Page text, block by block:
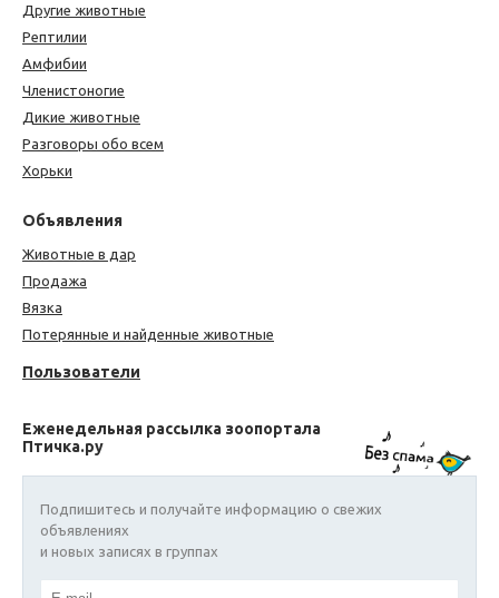
Другие животные
Рептилии
Амфибии
Членистоногие
Дикие животные
Разговоры обо всем
Хорьки
Объявления
Животные в дар
Продажа
Вязка
Потерянные и найденные животные
Пользователи
Еженедельная рассылка зоопортала
Птичка.ру
Подпишитесь и получайте информацию о свежих
объявлениях
и новых записях в группах